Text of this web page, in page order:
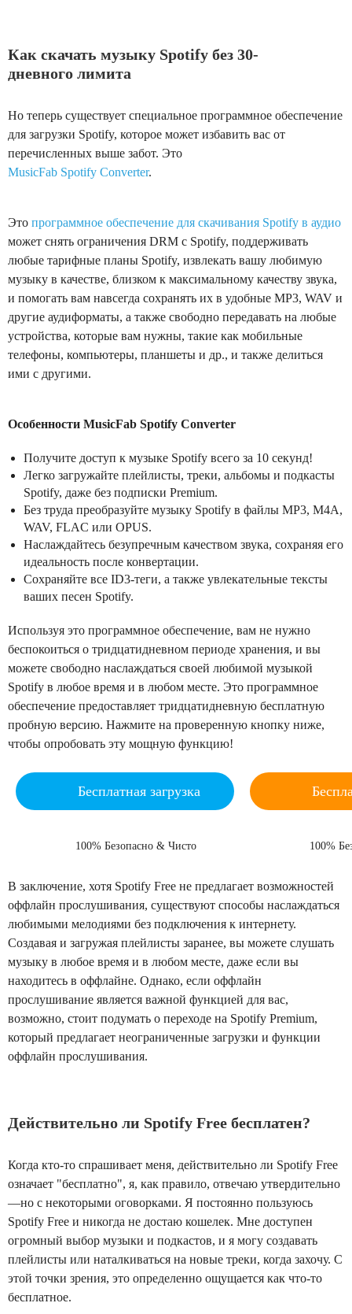
Как скачать музыку Spotify без 30-
дневного лимита
Но теперь существует специальное программное обеспечение
для загрузки Spotify, которое может избавить вас от
перечисленных выше забот. Это
MusicFab Spotify Converter.
Это программное обеспечение для скачивания Spotify в аудио
может снять ограничения DRM с Spotify, поддерживать
любые тарифные планы Spotify, извлекать вашу любимую
музыку в качестве, близком к максимальному качеству звука,
и помогать вам навсегда сохранять их в удобные MP3, WAV и
другие аудиформаты, а также свободно передавать на любые
устройства, которые вам нужны, такие как мобильные
телефоны, компьютеры, планшеты и др., и также делиться
ими с другими.
Особенности MusicFab Spotify Converter
Получите доступ к музыке Spotify всего за 10 секунд!
Легко загружайте плейлисты, треки, альбомы и подкасты
Spotify, даже без подписки Premium.
Без труда преобразуйте музыку Spotify в файлы MP3, M4A,
WAV, FLAC или OPUS.
Наслаждайтесь безупречным качеством звука, сохраняя его
идеальность после конвертации.
Сохраняйте все ID3-теги, а также увлекательные тексты
ваших песен Spotify.
Используя это программное обеспечение, вам не нужно
беспокоиться о тридцатидневном периоде хранения, и вы
можете свободно наслаждаться своей любимой музыкой
Spotify в любое время и в любом месте. Это программное
обеспечение предоставляет тридцатидневную бесплатную
пробную версию. Нажмите на проверенную кнопку ниже,
чтобы опробовать эту мощную функцию!
Бесплатная загрузка
100% Безопасно & Чисто
100%
В заключение, хотя Spotify Free не предлагает возможностей
оффлайн прослушивания, существуют способы наслаждаться
любимыми мелодиями без подключения к интернету.
Создавая и загружая плейлисты заранее, вы можете слушать
музыку в любое время и в любом месте, даже если вы
находитесь в оффлайне. Однако, если оффлайн
прослушивание является важной функцией для вас,
возможно, стоит подумать о переходе на Spotify Premium,
который предлагает неограниченные загрузки и функции
оффлайн прослушивания.
Действительно ли Spotify Free бесплатен?
Когда кто-то спрашивает меня, действительно ли Spotify Free
означает "бесплатно", я, как правило, отвечаю утвердительно
—но с некоторыми оговорками. Я постоянно пользуюсь
Spotify Free и никогда не достаю кошелек. Мне доступен
огромный выбор музыки и подкастов, и я могу создавать
плейлисты или наталкиваться на новые треки, когда захочу. С
этой точки зрения, это определенно ощущается как что-то
бесплатное.